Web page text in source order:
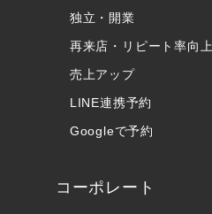
独立・開業
再来店・リピート率向上
売上アップ
LINE連携予約
Googleで予約
コーポレート